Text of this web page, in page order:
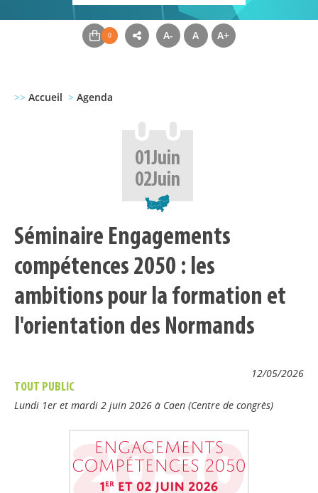
A- A A+
>> Accueil > Agenda
01Juin
02Juin
Séminaire Engagements
compétences 2050 : les
ambitions pour la formation et
l'orientation des Normands
12/05/2026
TOUT PUBLIC
Lundi 1er et mardi 2 juin 2026 à Caen (Centre de congrès)